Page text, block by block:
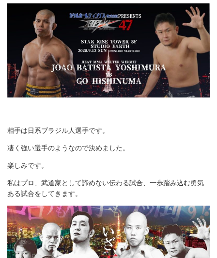
相手は日系ブラジル人選手です。
凄く強い選手のようなので決めました。
楽しみです。
私はプロ、武道家として諦めない伝わる試合、一歩踏み込む勇気
ある試合をしてきます。